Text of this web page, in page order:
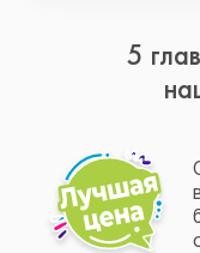
5